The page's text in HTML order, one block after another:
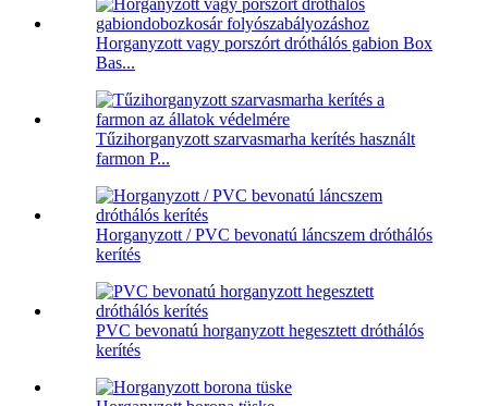
Horganyzott vagy porszórt dróthálós gabion Box
Bas...
Tűzihorganyzott szarvasmarha kerítés használt
farmon P...
Horganyzott / PVC bevonatú láncszem dróthálós
kerítés
PVC bevonatú horganyzott hegesztett dróthálós
kerítés